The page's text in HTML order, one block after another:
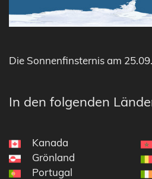
Die Sonnenfinsternis am
In den folgenden
Kanada
Grönland
Portugal